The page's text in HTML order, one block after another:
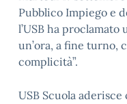
Pubblico Impiego e
l’USB ha
un’ora, a fine turno,
complicità”.
USB Scuola